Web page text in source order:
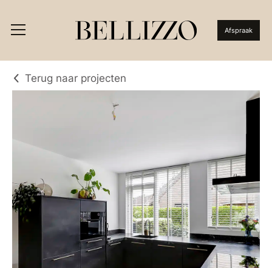
Afspraak
Terug naar projecten